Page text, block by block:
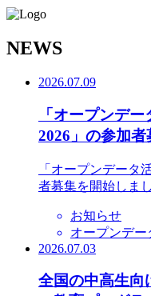
NEWS
2026.07.09
「オープンデ
2026」の参加者
「オープンデータ
者募集を開始しま
お知らせ
オープンデー
2026.07.03
全国の中高生向